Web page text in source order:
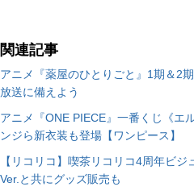
関連記事
アニメ『薬屋のひとりごと』1期＆2
放送に備えよう
アニメ『ONE PIECE』一番くじ《エ
ンジら新衣装も登場【ワンピース】
【リコリコ】喫茶リコリコ4周年ビ
Ver.と共にグッズ販売も